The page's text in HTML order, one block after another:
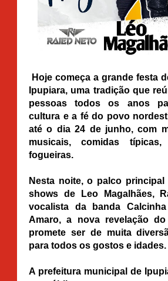
Hoje começa a grande festa
Ipupiara, uma tradição que
pessoas todos os anos
cultura e a fé do povo
até o dia 24 de junho, com
musicais, comidas
fogueiras.
Nesta noite, o palco
shows de Leo Magalhães,
vocalista da banda
Amaro, a nova revelação
promete ser de muita
para todos os gostos e idades.
A prefeitura municipal de